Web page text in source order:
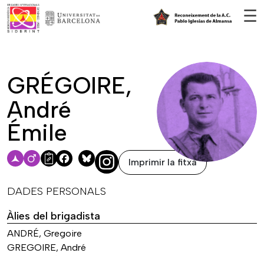
☰
GRÉGOIRE,
André
Émile
Facebook
Bluesky Imprimir la fitxa
DADES PERSONALS
Àlies del brigadista
ANDRÉ, Gregoire
GREGOIRE, André